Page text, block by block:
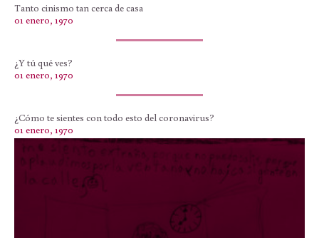
Tanto cinismo tan cerca de casa
01 enero, 1970
¿Y tú qué ves?
01 enero, 1970
¿Cómo te sientes con todo esto del coronavirus?
01 enero, 1970